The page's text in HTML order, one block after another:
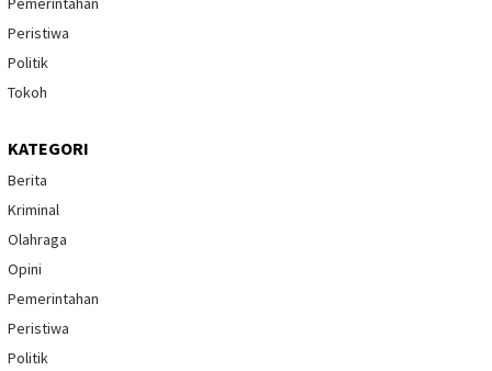
Peristiwa
Politik
Tokoh
KATEGORI
Berita
Kriminal
Olahraga
Opini
Pemerintahan
Peristiwa
Politik